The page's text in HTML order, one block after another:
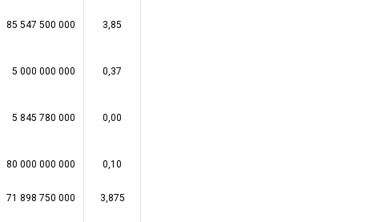
85 547 500 000 3,85
5 000 000 000 0,37
5 845 780 000 0,00
80 000 000 000 0,10
71 898 750 000 3,875